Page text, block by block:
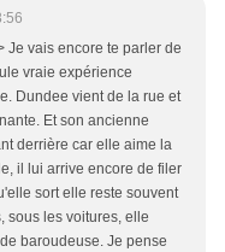
Je vais encore te parler de
vraie expérience
Dundee vient de la rue et
Et son ancienne
derrière car elle aime la
il lui arrive encore de filer
sort elle reste souvent
sous les voitures, elle
baroudeuse. Je pense